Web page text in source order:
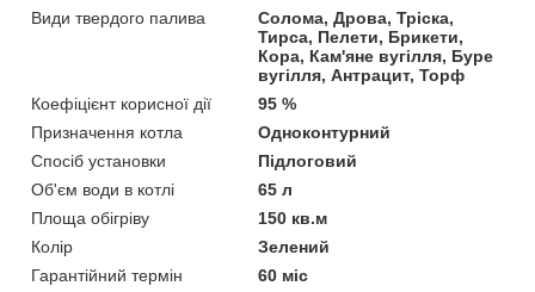
Види твердого палива
Солома, Дрова, Тріска,
Тирса, Пелети, Брикети,
Кора, Кам'яне вугілля, Буре
вугілля, Антрацит, Торф
Коефіцієнт корисної дії
95 %
Призначення котла
Одноконтурний
Спосіб установки
Підлоговий
Об'єм води в котлі
65 л
Площа обігріву
150 кв.м
Колір
Зелений
Гарантійний термін
60 міс